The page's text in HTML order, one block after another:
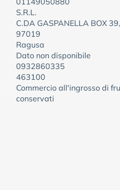
S.R.L.
C.DA GASPANELLA BOX
97019
Ragusa
Dato non disponibile
0932860335
463100
Commercio all'ingrosso di
conservati